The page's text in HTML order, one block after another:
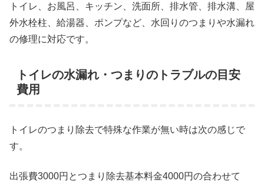
トイレ、お風呂、キッチン、洗面所、排水管、排水溝、屋
外水栓柱、給湯器、ポンプなど、水回りのつまりや水漏れ
の修理に対応です。
トイレの水漏れ・つまりのトラブルの目安
費用
トイレのつまり除去で特殊な作業が無い時は次の感じで
す。
出張費3000円とつまり除去基本料金4000円の合わせて